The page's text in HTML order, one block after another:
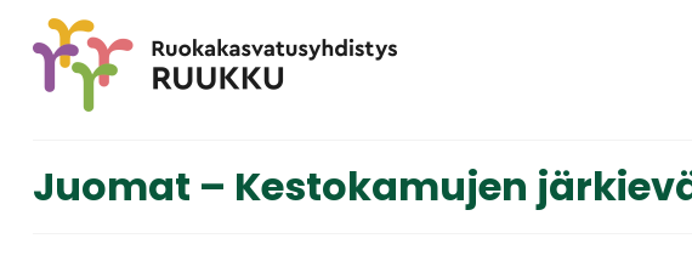
Juomat – Kestokamujen